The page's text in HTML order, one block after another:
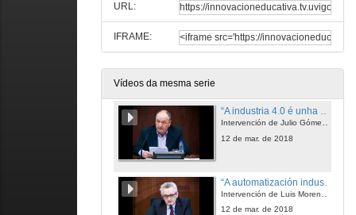
URL:
IFRAME:
Vídeos da mesma serie
“O factor humano está no centro da transformación de futuro"
Intervención de Frédéric Puech, Director do centro de Vigo e do Polo Industrial Ibérico de Groupe PSA
12 de mar. de 2018
“A industria 4.0 é unha obriga, unha esixencia, un deber e non unha opción”
Intervención de Julio Gómez Rodríguez, Presidente de ASIME
12 de mar. de 2018
Intervención de Luis Moreno Diéguez, Director General, CTAG
12 de mar. de 2018